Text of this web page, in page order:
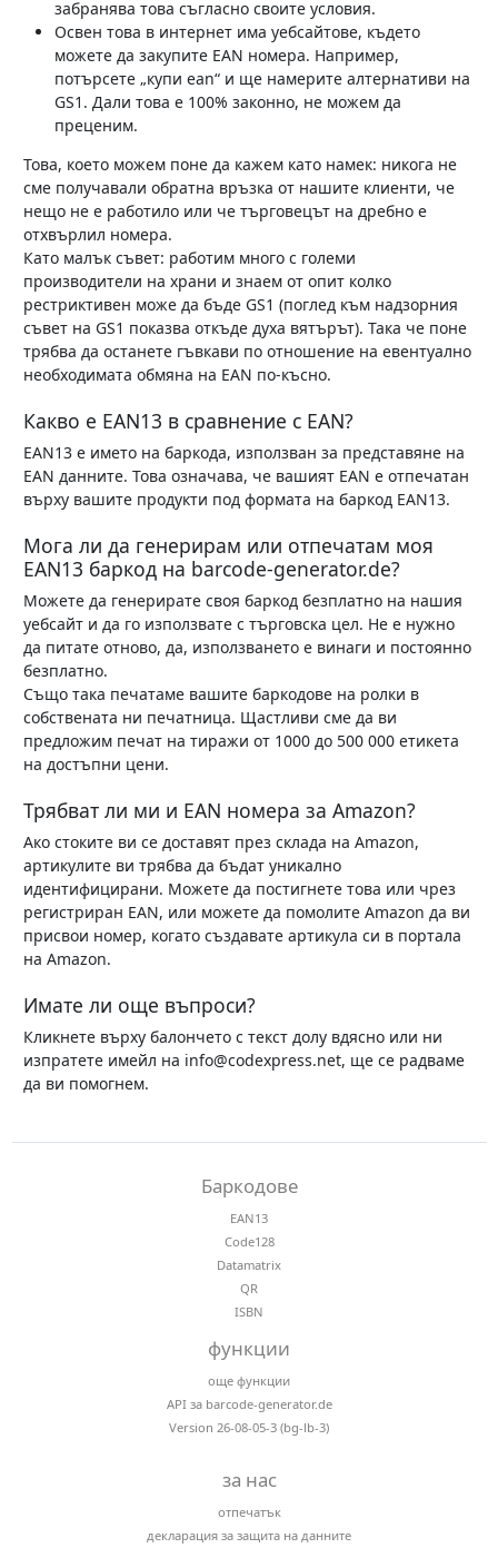
забранява това съгласно своите условия.
Освен това в интернет има уебсайтове, където
можете да закупите EAN номера. Например,
потърсете „купи ean“ и ще намерите алтернативи на
GS1. Дали това е 100% законно, не можем да
преценим.
Това, което можем поне да кажем като намек: никога не
сме получавали обратна връзка от нашите клиенти, че
нещо не е работило или че търговецът на дребно е
отхвърлил номера.
Като малък съвет: работим много с големи
производители на храни и знаем от опит колко
рестриктивен може да бъде GS1 (поглед към надзорния
съвет на GS1 показва откъде духа вятърът). Така че поне
трябва да останете гъвкави по отношение на евентуално
необходимата обмяна на EAN по-късно.
Какво е EAN13 в сравнение с EAN?
EAN13 е името на баркода, използван за представяне на
EAN данните. Това означава, че вашият EAN е отпечатан
върху вашите продукти под формата на баркод EAN13.
Мога ли да генерирам или отпечатам моя
EAN13 баркод на barcode-generator.de?
Можете да генерирате своя баркод безплатно на нашия
уебсайт и да го използвате с търговска цел. Не е нужно
да питате отново, да, използването е винаги и постоянно
безплатно.
Също така печатаме вашите баркодове на ролки в
собствената ни печатница. Щастливи сме да ви
предложим печат на тиражи от 1000 до 500 000 етикета
на достъпни цени.
Трябват ли ми и EAN номера за Amazon?
Ако стоките ви се доставят през склада на Amazon,
артикулите ви трябва да бъдат уникално
идентифицирани. Можете да постигнете това или чрез
регистриран EAN, или можете да помолите Amazon да ви
присвои номер, когато създавате артикула си в портала
на Amazon.
Имате ли още въпроси?
Кликнете върху балончето с текст долу вдясно или ни
изпратете имейл на info@codexpress.net, ще се радваме
да ви помогнем.
Баркодове
EAN13
Code128
Datamatrix
QR
ISBN
функции
още функции
API за barcode-generator.de
Version 26-08-05-3 (bg-lb-3)
за нас
отпечатък
декларация за защита на данните